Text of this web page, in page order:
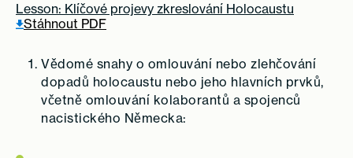
Lesson: Klíčové projevy zkreslování Holocaustu
Stáhnout PDF
Vědomé snahy o omlouvání nebo zlehčování
dopadů holocaustu nebo jeho hlavních prvků,
včetně omlouvání kolaborantů a spojenců
nacistického Německa: